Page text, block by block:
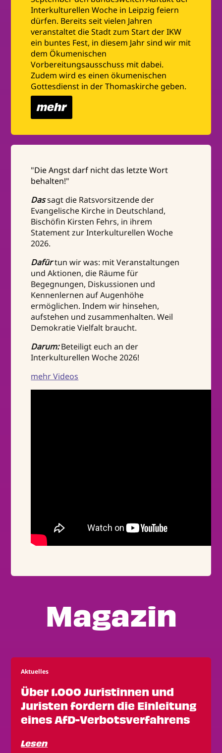
Interkulturellen Woche in Leipzig feiern
dürfen. Bereits seit vielen Jahren
veranstaltet die Stadt zum Start der IKW
ein buntes Fest, in diesem Jahr sind wir mit
dem Ökumenischen
Vorbereitungsausschuss mit dabei.
Zudem wird es einen ökumenischen
Gottesdienst in der Thomaskirche geben.
mehr
"Die Angst darf nicht das letzte Wort
behalten!"
Dassagt die Ratsvorsitzende der
Evangelische Kirche in Deutschland,
Bischöfin Kirsten Fehrs, in ihrem
Statement zur Interkulturellen Woche
2026.
Dafürtun wir was: mit Veranstaltungen
und Aktionen, die Räume für
Begegnungen, Diskussionen und
Kennenlernen auf Augenhöhe
ermöglichen. Indem wir hinsehen,
aufstehen und zusammenhalten. Weil
Demokratie Vielfalt braucht.
Darum:Beteiligt euch an der
Interkulturellen Woche 2026!
mehr Videos
Magazin
Aktuelles
Über 1.000 Juristinnen und
Juristen fordern die Einleitung
eines AfD-Verbotsverfahrens
Lesen